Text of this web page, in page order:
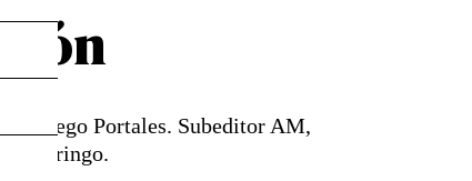
Diego Portales. Subeditor AM,
pop gringo.